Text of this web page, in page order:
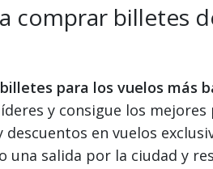
comprar billetes
billetes para los vuelos más
y consigue los
en vuelos
una salida por la ciudad y